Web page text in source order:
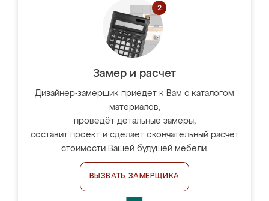
Замер и расчет
Дизайнер-замерщик приедет к Вам с каталогом
материалов,
проведёт детальные замеры,
составит проект и сделает окончательный расчёт
стоимости Вашей будущей мебели.
ВЫЗВАТЬ ЗАМЕРЩИКА